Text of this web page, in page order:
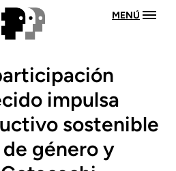
MENÚ
impulsa
sostenible
género y